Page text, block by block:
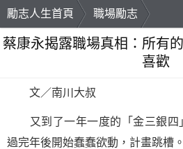
勵志人生首頁
職場勵志
蔡康永揭露職場真相：所有
喜歡
文／南川大叔
又到了一年一度的「金三銀四
過完年後開始蠢蠢欲動，計畫跳槽。